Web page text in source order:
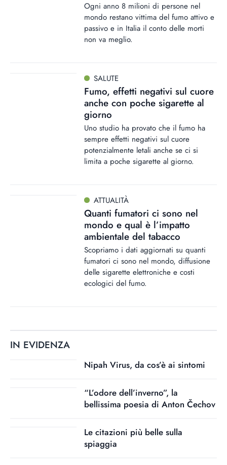
Ogni anno 8 milioni di persone nel
mondo restano vittima del fumo attivo e
passivo e in Italia il conto delle morti
non va meglio.
SALUTE
Fumo, effetti negativi sul cuore
anche con poche sigarette al
giorno
Uno studio ha provato che il fumo ha
sempre effetti negativi sul cuore
potenzialmente letali anche se ci si
limita a poche sigarette al giorno.
ATTUALITÀ
Quanti fumatori ci sono nel
mondo e qual è l’impatto
ambientale del tabacco
Scopriamo i dati aggiornati su quanti
fumatori ci sono nel mondo, diffusione
delle sigarette elettroniche e costi
ecologici del fumo.
IN EVIDENZA
Nipah Virus, da cos’è ai sintomi
“L’odore dell’inverno”, la
bellissima poesia di Anton Čechov
Le citazioni più belle sulla
spiaggia